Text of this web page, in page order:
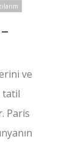
ve
tatil
Paris